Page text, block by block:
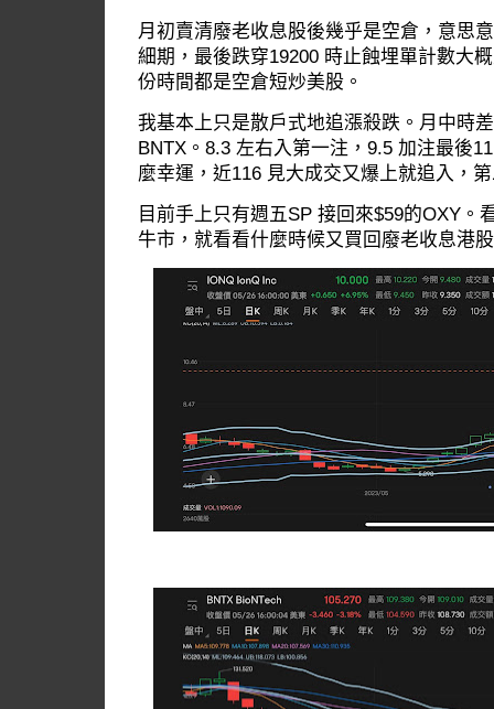
月初賣清廢老收息股後幾乎是空倉，意思
細期，最後跌穿19200 時止蝕埋單計數大
份時間都是空倉短炒美股。
我基本上只是散戶式地追漲殺跌。月中時
BNTX。8.3 左右入第一注，9.5 加注最後
麼幸運，近116 見大成交又爆上就追入，
目前手上只有週五SP 接回來$59的OXY。
牛市，就看看什麼時候又買回廢老收息港